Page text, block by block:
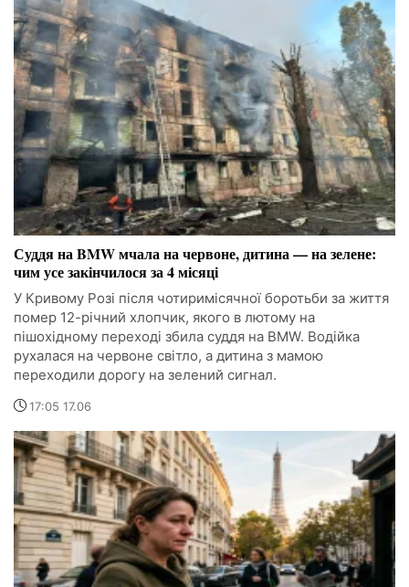
Суддя на BMW мчала на червоне, дитина — на зелене:
чим усе закінчилося за 4 місяці
У Кривому Розі після чотиримісячної боротьби за життя
помер 12-річний хлопчик, якого в лютому на
пішохідному переході збила суддя на BMW. Водійка
рухалася на червоне світло, а дитина з мамою
переходили дорогу на зелений сигнал.
17:05 17.06